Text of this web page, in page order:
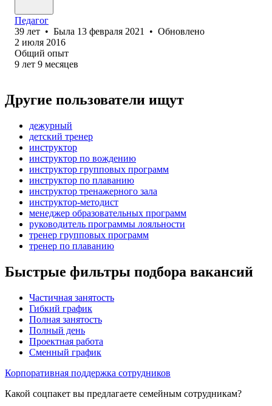
Педагог
39 лет • Была 13 февраля 2021 • Обновлено
2 июля 2016
Общий опыт
9 лет 9 месяцев
Другие пользователи ищут
дежурный
детский тренер
инструктор
инструктор по вождению
инструктор групповых программ
инструктор по плаванию
инструктор тренажерного зала
инструктор-методист
менеджер образовательных программ
руководитель программы лояльности
тренер групповых программ
тренер по плаванию
Быстрые фильтры подбора вакансий
Частичная занятость
Гибкий график
Полная занятость
Полный день
Проектная работа
Сменный график
Корпоративная поддержка сотрудников
Какой соцпакет вы предлагаете семейным сотрудникам?